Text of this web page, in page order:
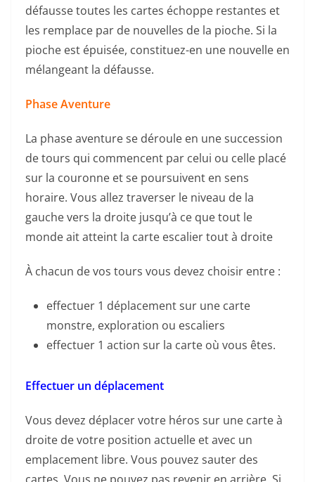
défausse toutes les cartes échoppe restantes et
les remplace par de nouvelles de la pioche. Si la
pioche est épuisée, constituez-en une nouvelle en
mélangeant la défausse.
Phase Aventure
La phase aventure se déroule en une succession
de tours qui commencent par celui ou celle placé
sur la couronne et se poursuivent en sens
horaire. Vous allez traverser le niveau de la
gauche vers la droite jusqu’à ce que tout le
monde ait atteint la carte escalier tout à droite
À chacun de vos tours vous devez choisir entre :
effectuer 1 déplacement sur une carte
monstre, exploration ou escaliers
effectuer 1 action sur la carte où vous êtes.
Effectuer un déplacement
Vous devez déplacer votre héros sur une carte à
droite de votre position actuelle et avec un
emplacement libre. Vous pouvez sauter des